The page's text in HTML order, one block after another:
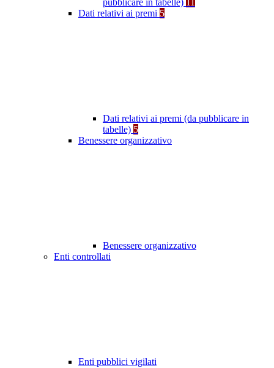
pubblicare in tabelle)
Dati relativi ai premi 5
Dati relativi ai premi (da pubblicare in
tabelle) 5
Benessere organizzativo
Benessere organizzativo
Enti controllati
Enti pubblici vigilati